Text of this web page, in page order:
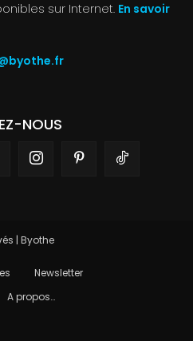
sur Internet. En savoir
NOUS
| Byothe
Newsletter
A propos…